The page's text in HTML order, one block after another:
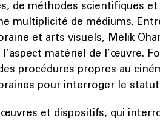
de méthodes scientifiques
multiplicité de médiums.
et arts visuels, Melik
matériel de l’œuvre.
procédures propres au
pour interroger le
œuvres et dispositifs, qui